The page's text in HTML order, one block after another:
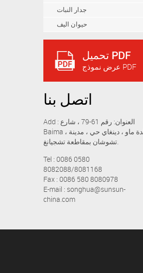
جدار النبات
حيوان اليف
تحميل PDF
عرض نموذج PDF
اتصل بنا
Add : العنوان: رقم 61-79 ، شارع
Baima ، بلدة ماو ، دينغاي حي ، مدينة
تشوشان بمقاطعة تشجيانغ.
Tel : 0086 0580
8082088/8081168
Fax : 0086 580 8080978
E-mail : songhua@sunsun-
china.com